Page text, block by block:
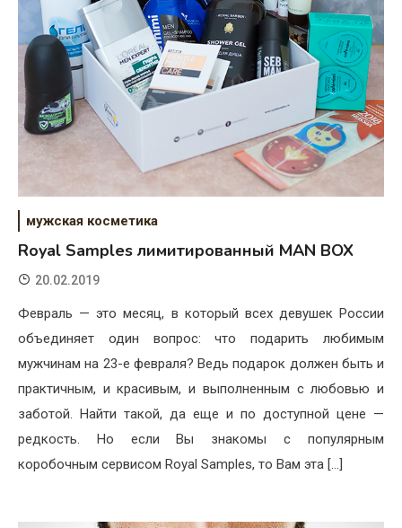
мужская косметика
Royal Samples лимитированный MAN BOX
20.02.2019
Февраль — это месяц, в который всех девушек России
объединяет один вопрос: что подарить любимым
мужчинам на 23-е февраля? Ведь подарок должен быть и
практичным, и красивым, и выполненным с любовью и
заботой. Найти такой, да еще и по доступной цене —
редкость. Но если Вы знакомы с популярным
коробочным сервисом Royal Samples, то Вам эта […]